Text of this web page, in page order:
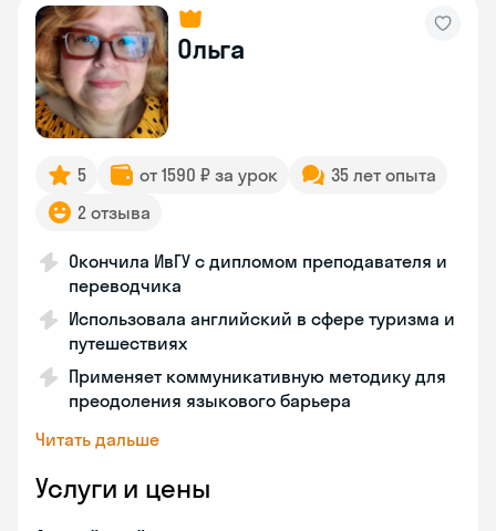
Ольга
5 от 1590 ₽ за урок
35 лет опыта
2 отзыва
Окончила ИвГУ с дипломом преподавателя и
переводчика
Использовала английский в сфере туризма и
путешествиях
Применяет коммуникативную методику для
преодоления языкового барьера
Читать дальше
Услуги и цены